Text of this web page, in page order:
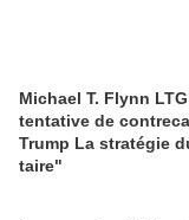
Michael T. Flynn
tentative de
Trump La stratégie
taire"